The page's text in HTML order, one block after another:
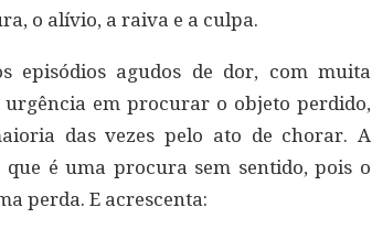
o alívio, a raiva e a culpa.
episódios agudos de dor, com muita
urgência em procurar o objeto perdido,
das vezes pelo ato de chorar. A
é uma procura sem sentido, pois o
perda. E acrescenta: